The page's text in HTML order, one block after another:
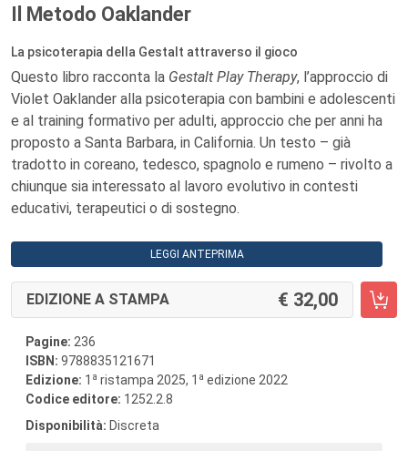
Il Metodo Oaklander
La psicoterapia della Gestalt attraverso il gioco
Questo libro racconta la Gestalt Play Therapy, l’approccio di
Violet Oaklander alla psicoterapia con bambini e adolescenti
e al training formativo per adulti, approccio che per anni ha
proposto a Santa Barbara, in California. Un testo – già
tradotto in coreano, tedesco, spagnolo e rumeno – rivolto a
chiunque sia interessato al lavoro evolutivo in contesti
educativi, terapeutici o di sostegno.
LEGGI ANTEPRIMA
EDIZIONE A STAMPA 32,00
Pagine: 236
ISBN: 9788835121671
Edizione: 1 a ristampa 2025, 1 a edizione 2022
Codice editore: 1252.2.8
Disponibilità: Discreta